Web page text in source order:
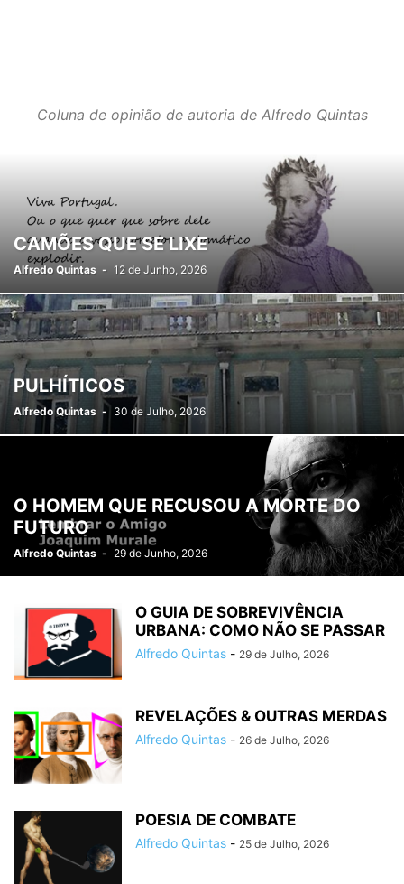
Coluna de opinião de autoria de Alfredo Quintas
CAMÕES QUE SE LIXE
Alfredo Quintas - 12 de Junho, 2026
PULHÍTICOS
Alfredo Quintas - 30 de Julho, 2026
O HOMEM QUE RECUSOU A MORTE DO
FUTURO
Alfredo Quintas - 29 de Junho, 2026
O GUIA DE SOBREVIVÊNCIA
URBANA: COMO NÃO SE PASSAR
Alfredo Quintas - 29 de Julho, 2026
REVELAÇÕES & OUTRAS MERDAS
Alfredo Quintas - 26 de Julho, 2026
POESIA DE COMBATE
Alfredo Quintas - 25 de Julho, 2026